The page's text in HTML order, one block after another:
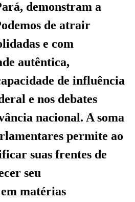
demonstram a
de atrair
e com
autêntica,
de influência
e nos debates
nacional. A soma
permite ao
suas frentes de
seu
matérias